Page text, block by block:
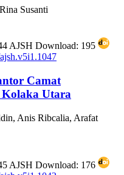
Susanti
AJSH Download: 195
Camat
Utara
Anis Ribcalia, Arafat
AJSH Download: 176